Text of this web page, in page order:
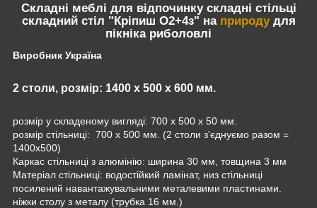
Складні меблі для відпочинку складні стільці
складний стіл "Кріпиш О2+4з" на природудля
пікніка риболовлі
Виробник Україна
2 столи, розмір: 1400 х 500 х 600 мм.
розмір у складеному вигляді: 700 х 500 х 50 мм.
розмір стільниці: 700 х 500 мм. (2 столи з'єднуємо разом =
1400х500)
Каркас стільниці з алюмінію: ширина 30 мм, товщина 3 мм
Матеріал стільниці: водостійкий ламінат, низ стільниці
посилений навантажувальними металевими пластинами.
ніжки столу з металу (трубка 16 мм.)